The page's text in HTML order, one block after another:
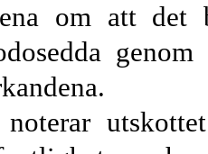
om att
noterar